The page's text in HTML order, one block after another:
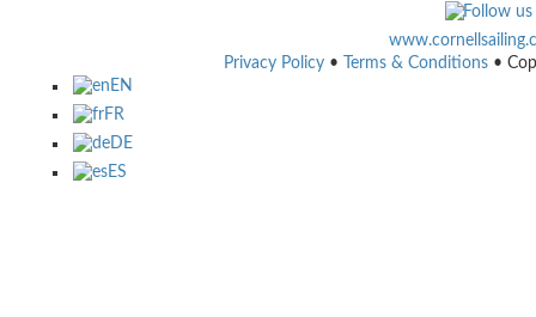
Privacy Policy • Terms & Conditions •
EN
FR
DE
ES